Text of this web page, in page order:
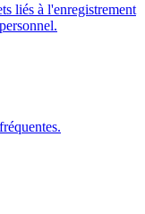
liés à l'enregistrement